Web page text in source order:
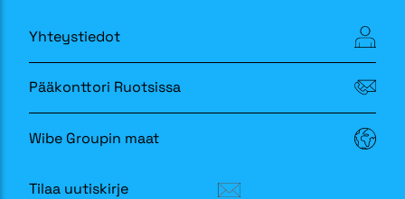
Yhteystiedot
Pääkonttori Ruotsissa
Wibe Groupin maat
Tilaa uutiskirje